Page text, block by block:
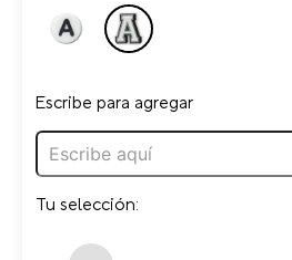
Escribe para agregar
Tu selección: